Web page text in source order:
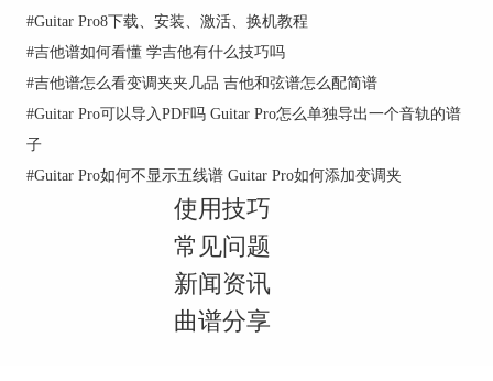
#Guitar Pro8下载、安装、激活、换机教程
#吉他谱如何看懂 学吉他有什么技巧吗
#吉他谱怎么看变调夹夹几品 吉他和弦谱怎么配简谱
#Guitar Pro可以导入PDF吗 Guitar Pro怎么单独导出一个音轨的谱
子
#Guitar Pro如何不显示五线谱 Guitar Pro如何添加变调夹
使用技巧
常见问题
新闻资讯
曲谱分享